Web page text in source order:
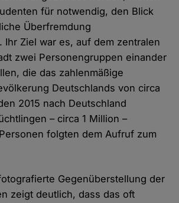
für notwendig, den Blick
Überfremdung
Ihr Ziel war es, auf dem zentralen
zwei Personengruppen einander
die das zahlenmäßige
Deutschlands von circa
2015 nach Deutschland
– circa 1 Million –
folgten dem Aufruf zum
Gegenüberstellung der
zeigt deutlich, dass das oft